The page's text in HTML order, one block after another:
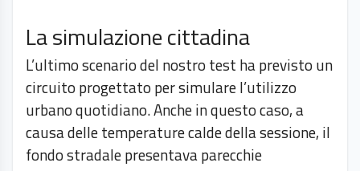
La simulazione cittadina
L’ultimo scenario del nostro test ha previsto un
circuito progettato per simulare l’utilizzo
urbano quotidiano. Anche in questo caso, a
causa delle temperature calde della sessione, il
fondo stradale presentava parecchie